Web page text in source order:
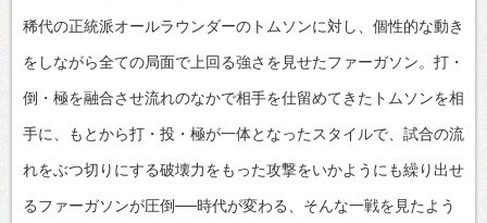
稀代の正統派オールラウンダーのトムソンに対し、個性的な動き
をしながら全ての局面で上回る強さを見せたファーガソン。打・
倒・極を融合させ流れのなかで相手を仕留めてきたトムソンを相
手に、もとから打・投・極が一体となったスタイルで、試合の流
れをぶつ切りにする破壊力をもった攻撃をいかようにも繰り出せ
るファーガソンが圧倒──時代が変わる、そんな一戦を見たよう